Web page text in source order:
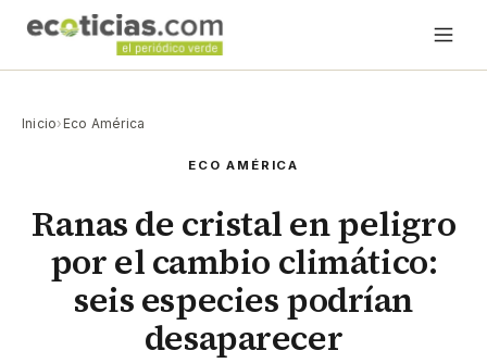
Inicio› Eco América
ECO AMÉRICA
Ranas de cristal en peligro
por el cambio climático:
seis especies podrían
desaparecer